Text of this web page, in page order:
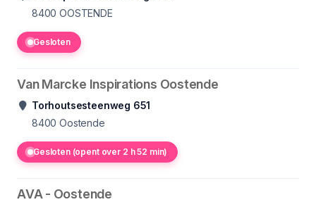
8400 OOSTENDE
Gesloten
Van Marcke Inspirations Oostende
Torhoutsesteenweg 651
8400 Oostende
Gesloten (opent over 2 h 52 min)
AVA - Oostende